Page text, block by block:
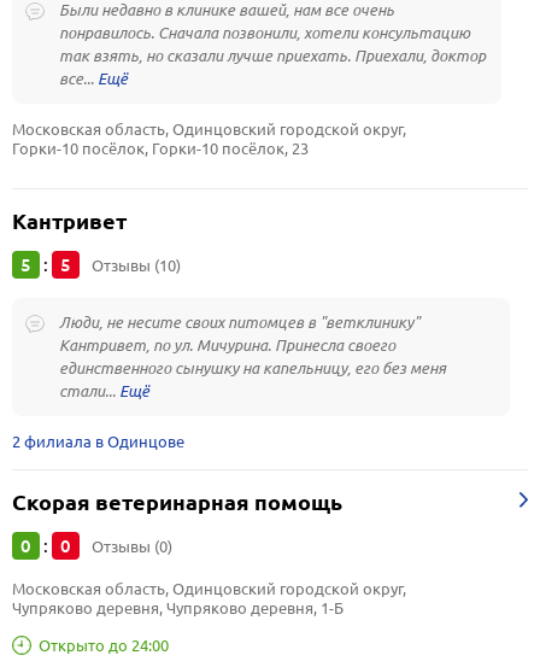
Были недавно в клинике вашей, нам все очень
понравилось. Сначала позвонили, хотели консультацию
так взять, но сказали лучше приехать. Приехали, доктор
все...
Московская область, Одинцовский городской округ,
Горки-10 посёлок, Горки-10 посёлок, 23
Кантривет
5 : 5 Отзывы (10)
Люди, не несите своих питомцев в "ветклинику"
Кантривет, по ул. Мичурина. Принесла своего
единственного сынушку на капельницу, его без меня
стали...
2 филиала в Одинцове
Скорая ветеринарная помощь
0 : 0 Отзывы (0)
Открыто до 24:00
Московская область, Одинцовский городской округ,
Чупряково деревня, Чупряково деревня, 1-Б